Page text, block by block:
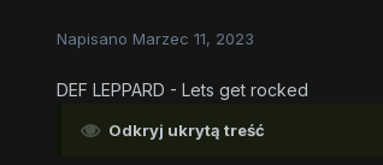
Napisano Marzec 11, 2023
DEF LEPPARD - Lets get rocked
Odkryj ukrytą treść